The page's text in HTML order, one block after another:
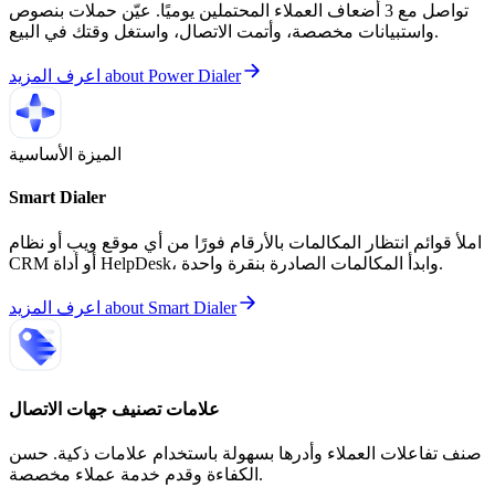
تواصل مع 3 أضعاف العملاء المحتملين يوميًا. عيّن حملات بنصوص
واستبيانات مخصصة، وأتمت الاتصال، واستغل وقتك في البيع.
اعرف المزيد about Power Dialer
الميزة الأساسية
Smart Dialer
املأ قوائم انتظار المكالمات بالأرقام فورًا من أي موقع ويب أو نظام
CRM أو أداة HelpDesk، وابدأ المكالمات الصادرة بنقرة واحدة.
اعرف المزيد about Smart Dialer
علامات تصنيف جهات الاتصال
صنف تفاعلات العملاء وأدرها بسهولة باستخدام علامات ذكية. حسن
الكفاءة وقدم خدمة عملاء مخصصة.